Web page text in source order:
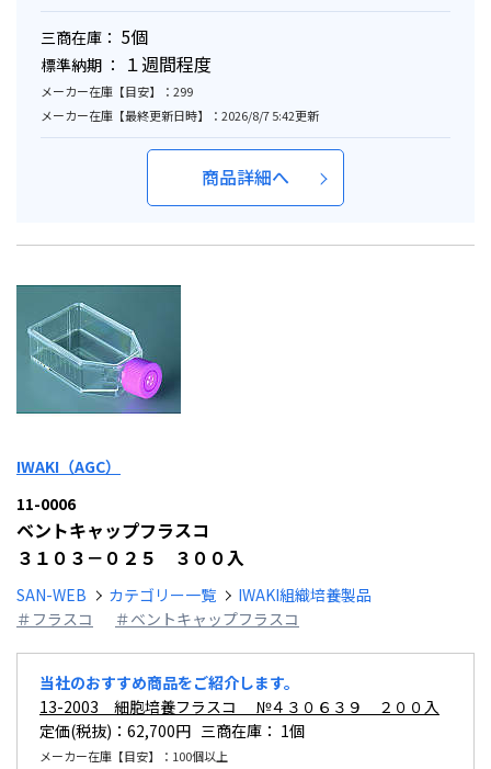
三商在庫： 5個
標準納期 ： １週間程度
メーカー在庫【目安】：299
メーカー在庫【最終更新日時】：2026/8/7 5:42更新
商品詳細へ
IWAKI（AGC）
11-0006
ベントキャップフラスコ
３１０３－０２５ ３００入
SAN-WEB カテゴリー一覧
IWAKI組織培養製品
＃フラスコ
＃ベントキャップフラスコ
当社のおすすめ商品をご紹介します。
13-2003 細胞培養フラスコ №４３０６３９ ２００入
定価(税抜)：62,700円 三商在庫： 1個
メーカー在庫【目安】：100個以上